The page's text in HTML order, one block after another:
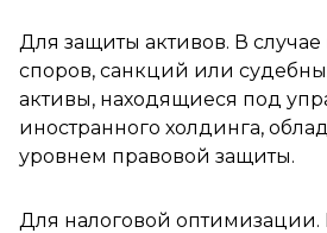
Для защиты активов. В
споров, санкций или
активы, находящиеся под
иностранного холдинга,
уровнем правовой защиты.
Для налоговой оптимизации.